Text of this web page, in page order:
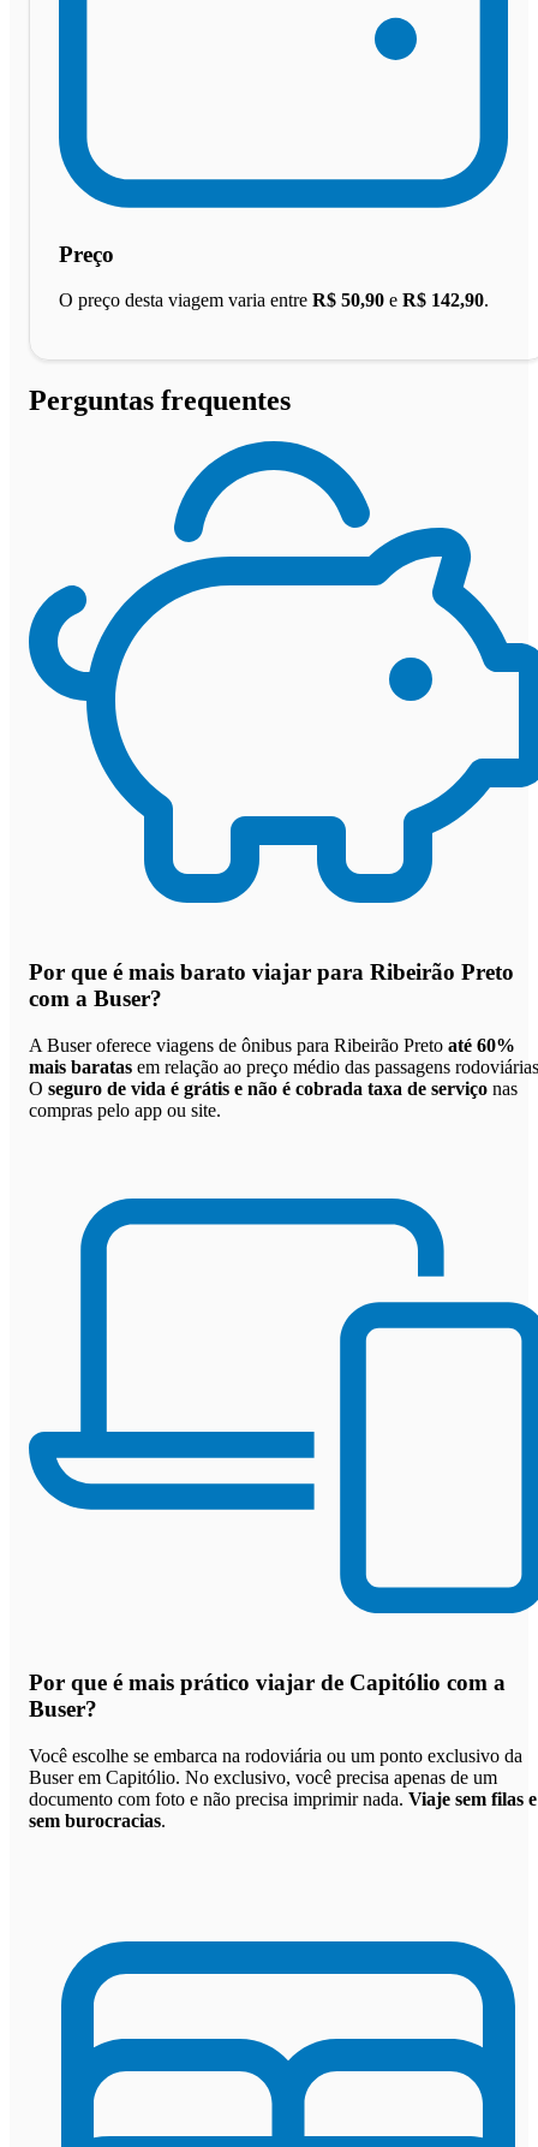
Preço
O preço desta viagem varia entre R$ 50,90 e R$ 142,90.
Perguntas frequentes
Por que é mais barato viajar para Ribeirão Preto
com a Buser?
A Buser oferece viagens de ônibus para Ribeirão Preto até 60%
mais baratas em relação ao preço médio das passagens
O seguro de vida é grátis e não é cobrada taxa de serviço nas
compras pelo app ou site.
Por que é mais prático viajar de Capitólio com a
Buser?
Você escolhe se embarca na rodoviária ou um ponto exclusivo da
Buser em Capitólio. No exclusivo, você precisa apenas de um
documento com foto e não precisa imprimir nada. Viaje sem filas e
sem burocracias.